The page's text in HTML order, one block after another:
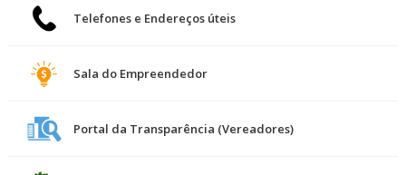
Telefones e Endereços úteis
Sala do Empreendedor
Portal da Transparência (Vereadores)